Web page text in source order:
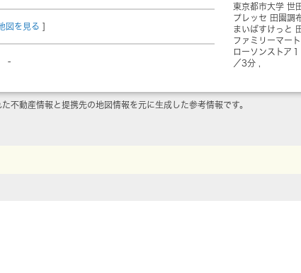
図を見る ]
-
東京都市大学 世
プレッセ 田園調
まいばすけっと
ファミリーマー
ローソンストア
／3分
不動産情報と提携先の地図情報を元に生成した参考情報です。